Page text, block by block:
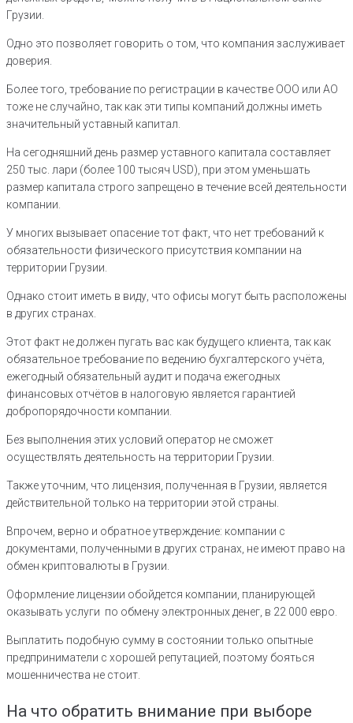
Грузии.
Одно это позволяет говорить о том, что компания заслуживает
доверия.
Более того, требование по регистрации в качестве ООО или АО
тоже не случайно, так как эти типы компаний должны иметь
значительный уставный капитал.
На сегодняшний день размер уставного капитала составляет
250 тыс. лари (более 100 тысяч USD), при этом уменьшать
размер капитала строго запрещено в течение всей деятельности
компании.
У многих вызывает опасение тот факт, что нет требований к
обязательности физического присутствия компании на
территории Грузии.
Однако стоит иметь в виду, что офисы могут быть расположены
в других странах.
Этот факт не должен пугать вас как будущего клиента, так как
обязательное требование по ведению бухгалтерского учёта,
ежегодный обязательный аудит и подача ежегодных
финансовых отчётов в налоговую является гарантией
добропорядочности компании.
Без выполнения этих условий оператор не сможет
осуществлять деятельность на территории Грузии.
Также уточним, что лицензия, полученная в Грузии, является
действительной только на территории этой страны.
Впрочем, верно и обратное утверждение: компании с
документами, полученными в других странах, не имеют право на
обмен криптовалюты в Грузии.
Оформление лицензии обойдется компании, планирующей
оказывать услуги по обмену электронных денег, в 22 000 евро.
Выплатить подобную сумму в состоянии только опытные
предприниматели с хорошей репутацией, поэтому бояться
мошенничества не стоит.
На что обратить внимание при выборе